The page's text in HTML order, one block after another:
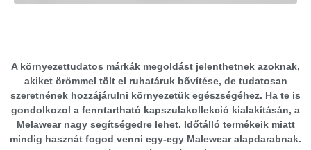
A környezettudatos márkák megoldást jelenthetnek azoknak,
akiket örömmel tölt el ruhatáruk bővítése, de tudatosan
szeretnének hozzájárulni környezetük egészségéhez. Ha te is
gondolkozol a fenntartható kapszulakollekció kialakításán, a
Melawear nagy segítségedre lehet. Időtálló termékeik miatt
mindig hasznát fogod venni egy-egy Malewear alapdarabnak.